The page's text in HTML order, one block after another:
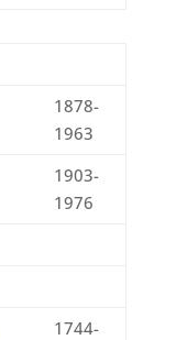
1878-
1963
1903-
1976
1744-